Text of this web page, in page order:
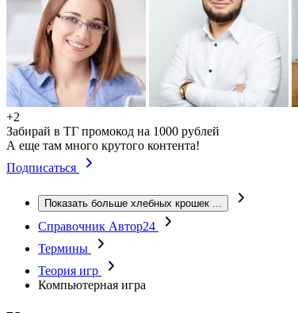
+2
Забирай в ТГ промокод на 1000 рублей
А еще там много крутого контента!
Подписаться
Показать больше хлебных крошек ...
Справочник Автор24
Термины
Теория игр
Компьютерная игра